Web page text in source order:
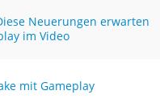
Neuerungen erwarten
im Video
mit Gameplay